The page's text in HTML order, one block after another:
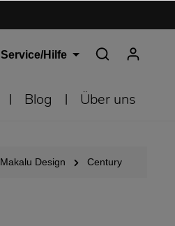
Service/Hilfe
Blog Über uns
Makalu Design Century